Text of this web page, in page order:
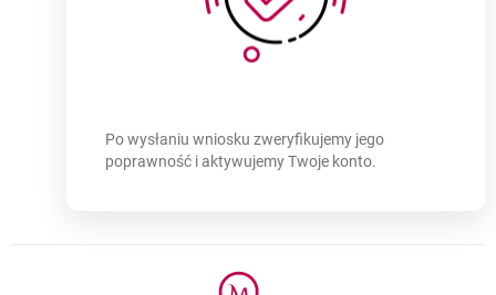
Darmowe otwarcie konta firmowego
Po wysłaniu wniosku zweryfikujemy jego
poprawność i aktywujemy Twoje konto.